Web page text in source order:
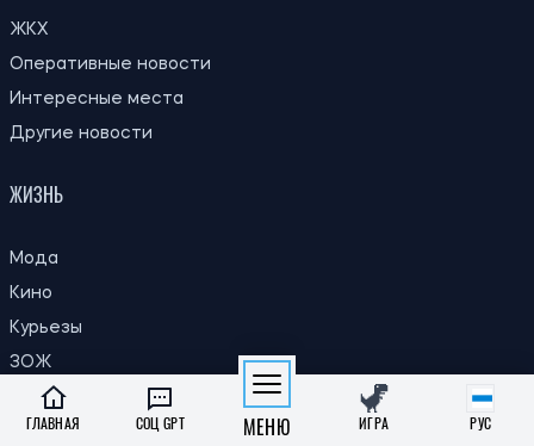
ЖКХ
Оперативные новости
Интересные места
Кино
Курьезы
ЗОЖ
ГЛАВНАЯ СОЦ GPT МЕНЮ ИГРА РУС